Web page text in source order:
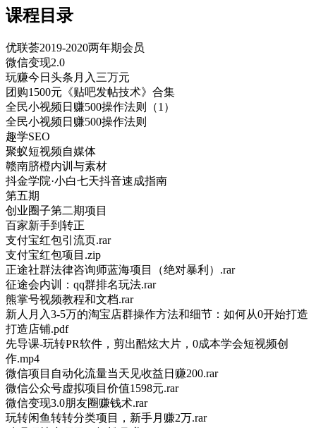
课程目录
优联荟2019-2020两年期会员
微信变现2.0
玩赚今日头条月入三万元
团购1500元《贴吧发帖技术》合集
全民小视频日赚500操作法则（1）
全民小视频日赚500操作法则
趣学SEO
聚蚁短视频自媒体
赣南脐橙内训与素材
抖金学院·小白七天抖音速成指南
第五期
创业圈子第二期项目
百家新手到转正
支付宝红包引流页.rar
支付宝红包项目.zip
正途社群法律咨询师蓝海项目（绝对暴利）.rar
征途会内训：qq群排名玩法.rar
熊掌号视频教程和文档.rar
新人月入3-5万的淘宝店群操作方法和细节：如何从0开始打造
打造店铺.pdf
先导课-玩转PR软件，剪出酷炫大片，0成本学会短视频创
作.mp4
微信项目自动化流量当天见收益日赚200.rar
微信公众号虚拟项目价值1598元.rar
微信变现3.0朋友圈赚钱术.rar
玩转闲鱼转转分类项目，新手月赚2万.rar